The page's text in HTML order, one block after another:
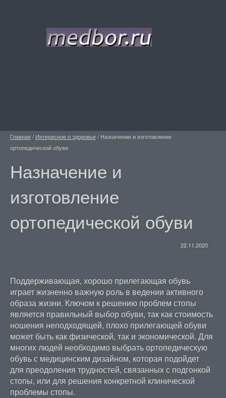
Главная / Интересное о здоровье/ Назначение и изготовление
ортопедической обуви
Назначение и
изготовление
ортопедической обуви
22.11.2020
Поддерживающая, хорошо прилегающая обувь
играет жизненно важную роль в ведении активного
образа жизни. Ключом к решению проблем стопы
является правильный выбор обуви, так как стоимость
ношения неподходящей, плохо прилегающей обуви
может быть как физической, так и экономической. Для
многих людей необходимо выбрать ортопедическую
обувь с медицинским дизайном, которая подойдет
для преодоления трудностей, связанных с подгонкой
стопы, или для решения конкретной клинической
проблемы стопы.